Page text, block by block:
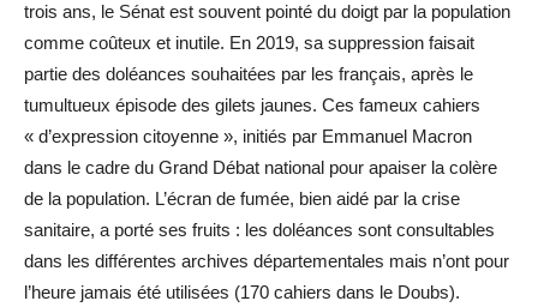
trois ans, le Sénat est souvent pointé du doigt par la population
comme coûteux et inutile. En 2019, sa suppression faisait
partie des doléances souhaitées par les français, après le
tumultueux épisode des gilets jaunes. Ces fameux cahiers
« d’expression citoyenne », initiés par Emmanuel Macron
dans le cadre du Grand Débat national pour apaiser la colère
de la population. L’écran de fumée, bien aidé par la crise
sanitaire, a porté ses fruits : les doléances sont consultables
dans les différentes archives départementales mais n’ont pour
l’heure jamais été utilisées (170 cahiers dans le Doubs).